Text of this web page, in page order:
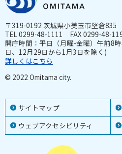
サイトマップ
ウェブアクセシビリティ
〒319-0192 茨城県小美玉市堅倉835
TEL 0299-48-1111 FAX 0299-48-
開庁時間：平日（月曜-金曜）午前8
日、12月29日から1月3日を除く)
詳しくはこちら
© 2022 Omitama city.